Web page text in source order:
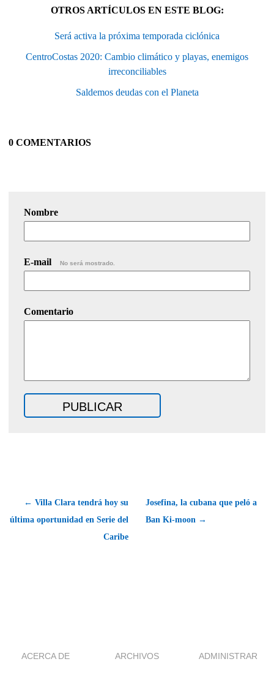
OTROS ARTÍCULOS EN ESTE BLOG:
Será activa la próxima temporada ciclónica
CentroCostas 2020: Cambio climático y playas, enemigos
irreconciliables
Saldemos deudas con el Planeta
0 COMENTARIOS
Nombre
E-mail No será mostrado.
Comentario
← Villa Clara tendrá hoy su
última oportunidad en Serie del
Caribe
Josefina, la cubana que peló a
Ban Ki-moon →
ACERCA DE ARCHIVOS ADMINISTRAR